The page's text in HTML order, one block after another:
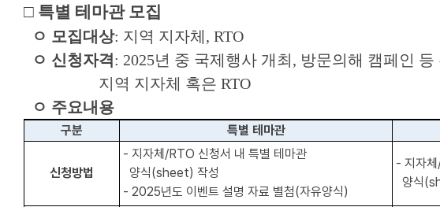
□ 특별 테마관 모집
ㅇ 모집대상: 지역 지자체, RTO
ㅇ 신청자격: 2025년 중 국제행사 개최, 방문의해 캠페인
지역 지자체 혹은 RTO
ㅇ 주요내용
구분 특별 테마관
신청방법
- 지자체/RTO 신청서 내 특별 테마관
양식(sheet) 작성
- 2025년도 이벤트 설명 자료 별첨(자유양식)
- 지자
양식